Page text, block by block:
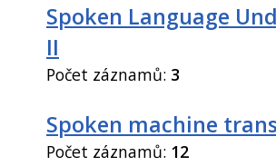
Spoken Language
II
Počet záznamů: 3
Spoken machine
Počet záznamů: 12